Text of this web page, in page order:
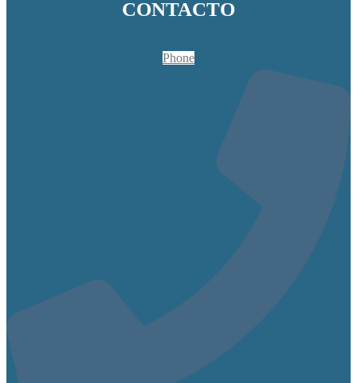
CONTACTO
Phone